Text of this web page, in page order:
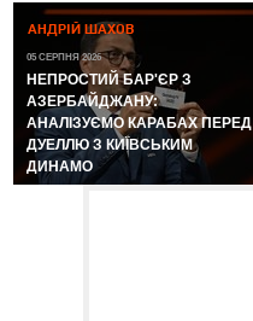
АНДРІЙ ШАХОВ
05 СЕРПНЯ 2026
НЕПРОСТИЙ БАР'ЄР З
АЗЕРБАЙДЖАНУ:
АНАЛІЗУЄМО КАРАБАХ ПЕРЕД
ДУЕЛЛЮ З КИЇВСЬКИМ
ДИНАМО